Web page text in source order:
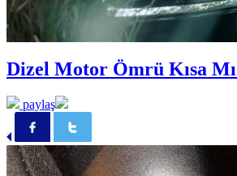
Dizel Motor Ömrü Kısa
paylaş